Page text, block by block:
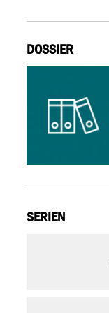
DOSSIER
SERIEN